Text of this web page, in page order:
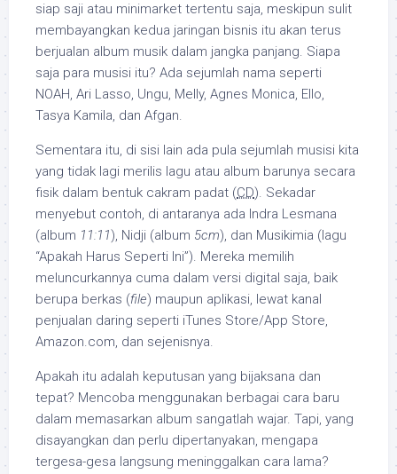
siap saji atau minimarket tertentu saja, meskipun sulit
membayangkan kedua jaringan bisnis itu akan terus
berjualan album musik dalam jangka panjang. Siapa
saja para musisi itu? Ada sejumlah nama seperti
NOAH, Ari Lasso, Ungu, Melly, Agnes Monica, Ello,
Tasya Kamila, dan Afgan.
Sementara itu, di sisi lain ada pula sejumlah musisi kita
yang tidak lagi merilis lagu atau album barunya secara
fisik dalam bentuk cakram padat (CD). Sekadar
menyebut contoh, di antaranya ada Indra Lesmana
(album 11:11), Nidji (album 5cm), dan Musikimia (lagu
“Apakah Harus Seperti Ini”). Mereka memilih
meluncurkannya cuma dalam versi digital saja, baik
berupa berkas (file) maupun aplikasi, lewat kanal
penjualan daring seperti iTunes Store/App Store,
Amazon.com, dan sejenisnya.
Apakah itu adalah keputusan yang bijaksana dan
tepat? Mencoba menggunakan berbagai cara baru
dalam memasarkan album sangatlah wajar. Tapi, yang
disayangkan dan perlu dipertanyakan, mengapa
tergesa-gesa langsung meninggalkan cara lama?